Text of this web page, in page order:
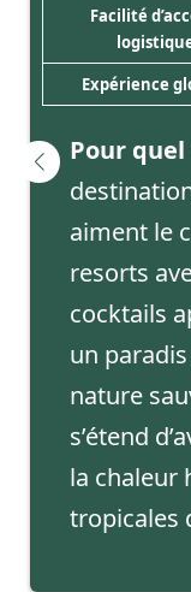
Facilité
Expérience
Pour
aiment le
resorts
cocktails
un
nature
s’étend
la chaleur
tropicales